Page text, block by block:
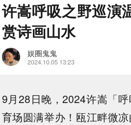
许嵩呼吸之野巡演
赏诗画山水
娱圈鬼鬼
2024.10.05 13:23
9月28日晚，2024许嵩「
育场圆满举办！瓯江畔微